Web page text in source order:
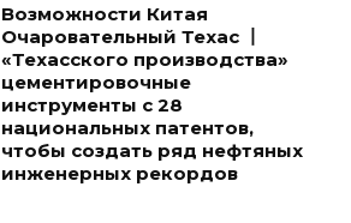
Возможности Китая
Очаровательный Техас 丨
«Техасского производства»
цементировочные
инструменты с 28
национальных патентов,
чтобы создать ряд нефтяных
инженерных рекордов